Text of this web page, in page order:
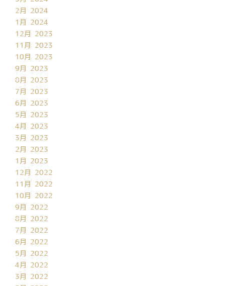
2月 2024
1月 2024
12月 2023
11月 2023
10月 2023
9月 2023
8月 2023
7月 2023
6月 2023
5月 2023
4月 2023
3月 2023
2月 2023
1月 2023
12月 2022
11月 2022
10月 2022
9月 2022
8月 2022
7月 2022
6月 2022
5月 2022
4月 2022
3月 2022